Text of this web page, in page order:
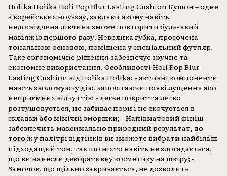
Holika Holika Holi Pop Blur Lasting Cushion Кушон – одне
з корейських ноу-хау, завдяки якому навіть
недосвідчена дівчина зможе повторити будь-який
макіяж із першого разу. Невелика губка, просочена
тональною основою, поміщена у спеціальний футляр.
Таке ергономічне рішення забезпечує зручне та
економне використання. Особливості Holi Pop Blur
Lasting Cushion від Holika Holika: - активні компоненти
мають зволожуючу дію, запобігаючи появі лущення або
неприємних відчуттів; - легке покриття легко
розтушовується, не забиває пори і не скочується в
складки або мімічні зморшки; - Напівматовий фініш
забезпечить максимально природний результат, до
того ж у палітрі відтінків ви зможете вибрати найбільш
підходящий тон, так що ніхто навіть не здогадається,
що ви нанесли декоративну косметику на шкіру; -
Замочок, що щільно закривається, не дозволить